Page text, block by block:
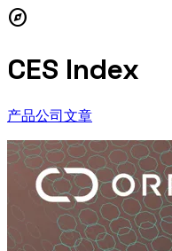
explore
CES Index
产品公司文章